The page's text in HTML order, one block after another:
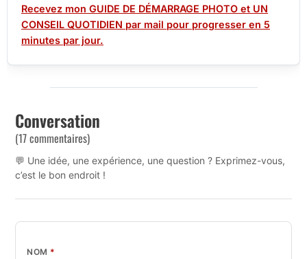
Recevez mon GUIDE DE DÉMARRAGE PHOTO et UN
CONSEIL QUOTIDIEN par mail pour progresser en 5
minutes par jour.
Conversation
(17 commentaires)
💬 Une idée, une expérience, une question ? Exprimez-vous,
c’est le bon endroit !
NOM *